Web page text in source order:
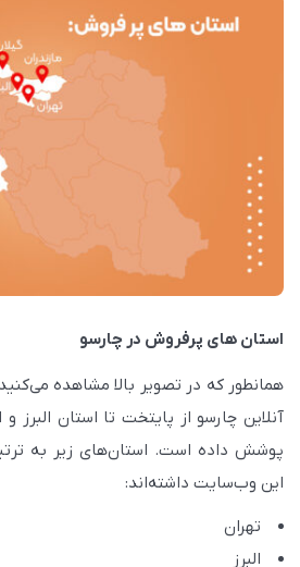
استان های پرفروش در چارسو
همانطور که در تصویر بالا مشاهده
آنلاین چارسو از پایتخت تا استان البرز
پوشش داده است. استان‌های زیر به
این وب‌سایت داشته‌اند:
تهران
البرز